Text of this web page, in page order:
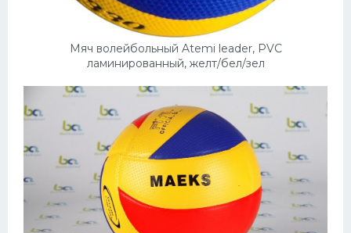
Мяч волейбольный Atemi leader, PVC
ламинированный, желт/бел/зел